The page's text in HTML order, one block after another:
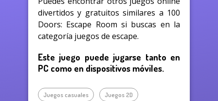
divertidos y gratuitos similares a 100
Doors: Escape Room si buscas en la
categoría juegos de escape.
Este juego puede jugarse tanto en
PC como en dispositivos móviles.
Juegos casuales Juegos 2D